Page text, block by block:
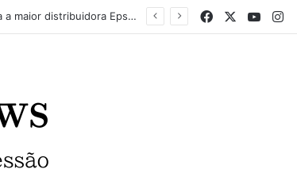
Mapel destaca versatilidade do poder da impressão na FuturePrint 2026 Facebook